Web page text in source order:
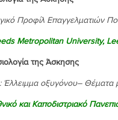
Προφίλ Επαγγελματιών
Metropolitan University,
της Άσκησης
Έλλειμμα οξυγόνου– Θέματα
και Καποδιστριακό